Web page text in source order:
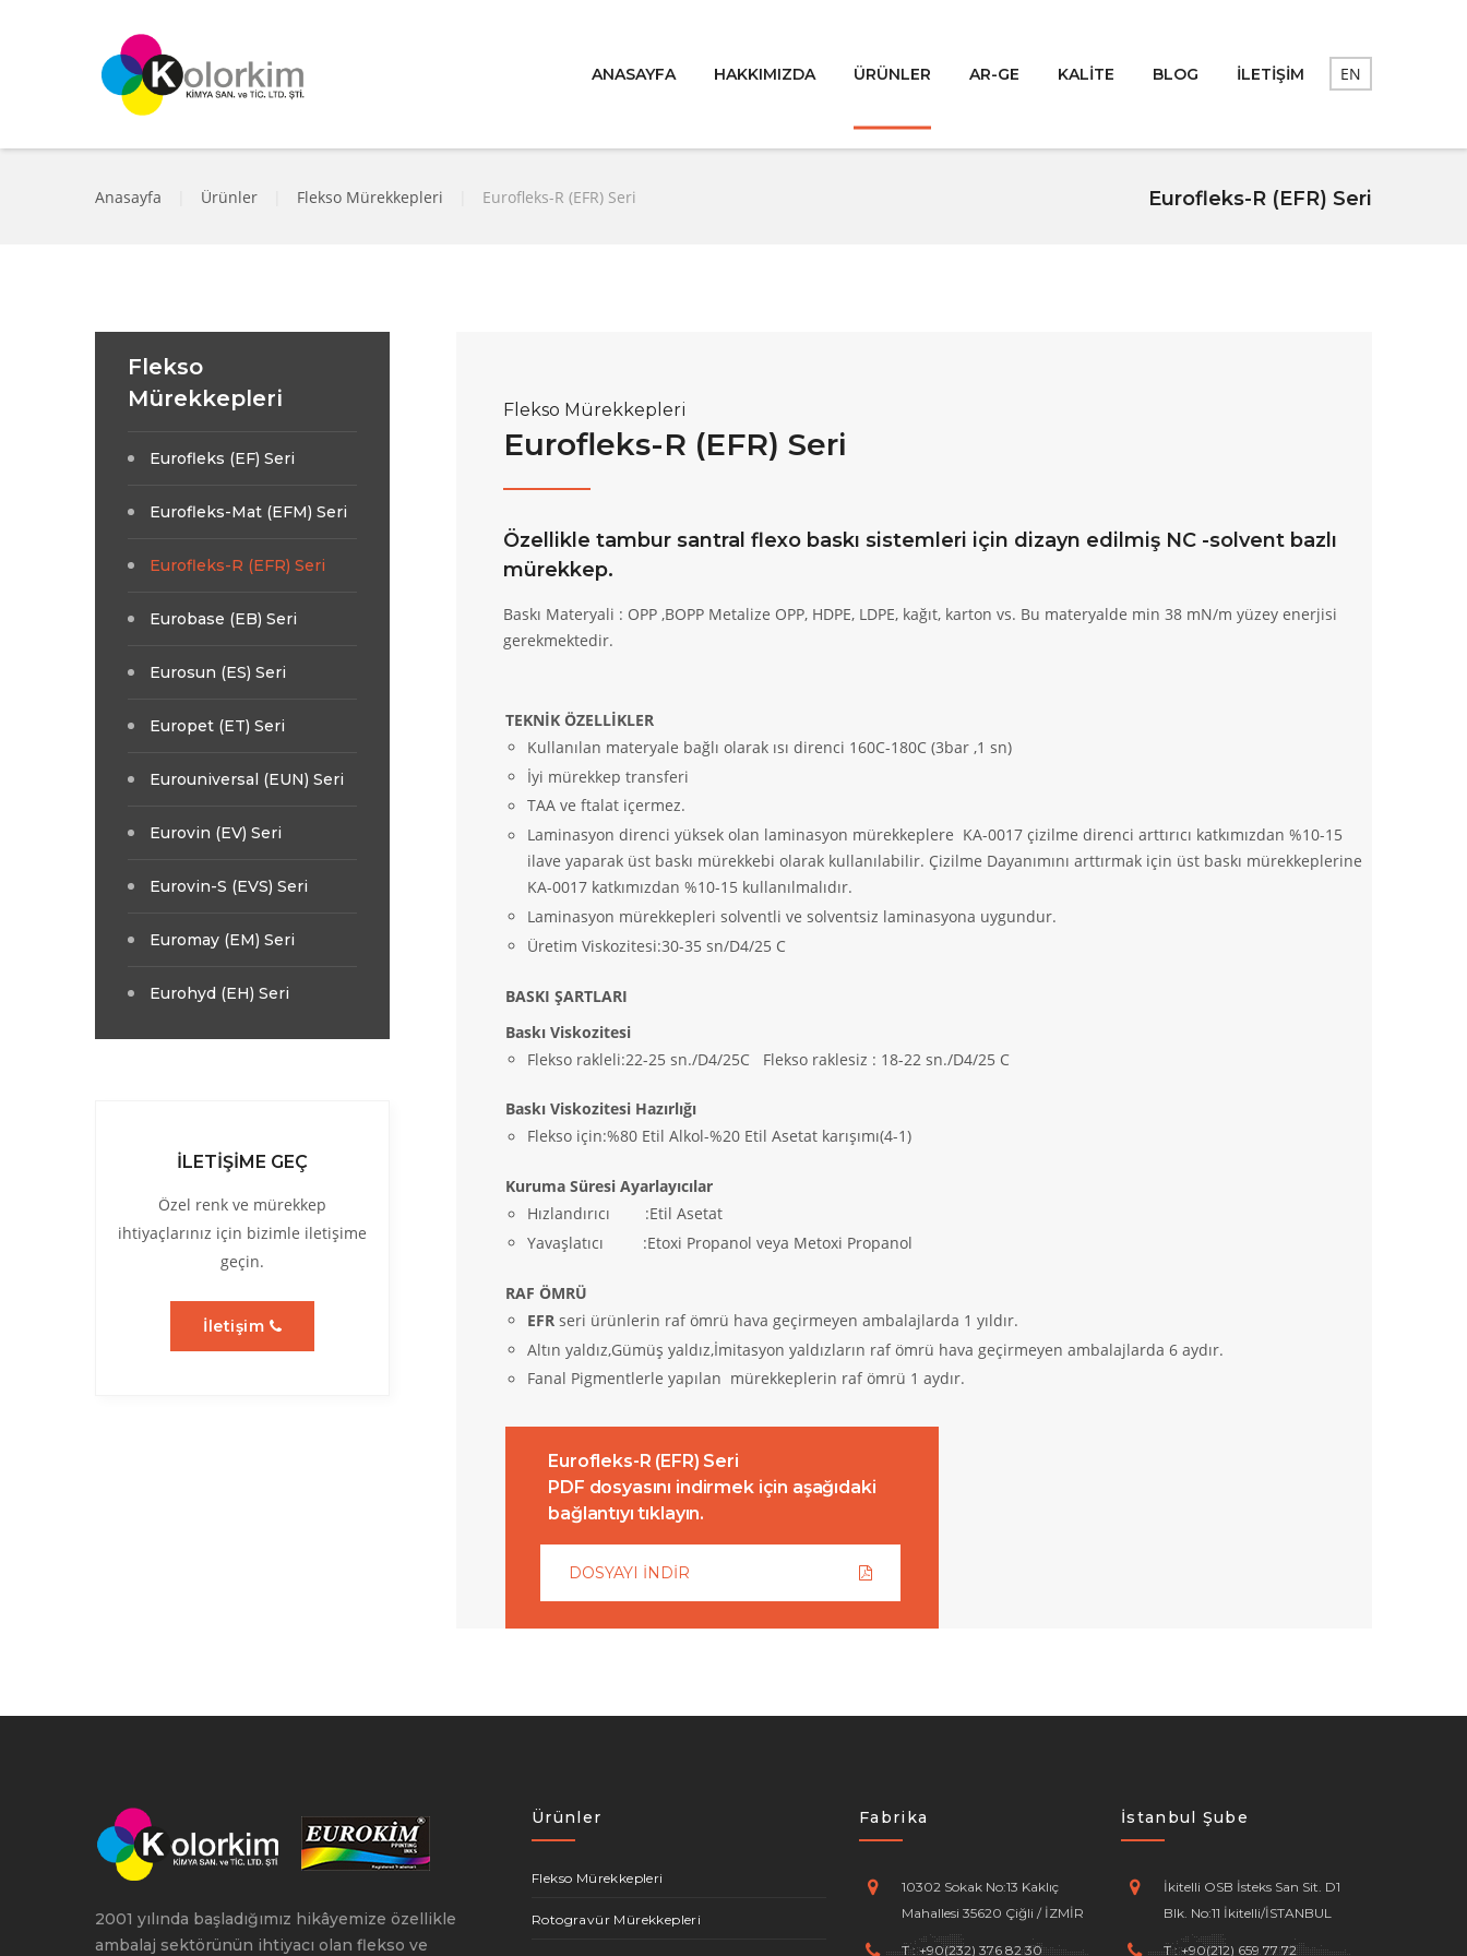
ANASAYFA HAKKIMIZDA ÜRÜNLER AR-GE KALİTE BLOG İLETİŞİM EN
Anasayfa Ürünler Flekso Mürekkepleri Eurofleks-R (EFR) Seri Eurofleks-R (EFR) Seri
Flekso Mürekkepleri
Eurofleks-R (EFR) Seri
Özellikle tambur santral flexo baskı sistemleri için dizayn edilmiş NC -solvent bazlı
mürekkep.
Baskı Materyali : OPP ,BOPP Metalize OPP, HDPE, LDPE, kağıt, karton vs. Bu materyalde min 38 mN/m yüzey enerjisi
gerekmektedir.
TEKNİK ÖZELLİKLER
Kullanılan materyale bağlı olarak ısı direnci 160C-180C (3bar ,1 sn)
İyi mürekkep transferi
TAA ve ftalat içermez.
Laminasyon direnci yüksek olan laminasyon mürekkeplere KA-0017 çizilme direnci arttırıcı katkımızdan %10-15
ilave yaparak üst baskı mürekkebi olarak kullanılabilir. Çizilme Dayanımını arttırmak için üst baskı mürekkeplerine
KA-0017 katkımızdan %10-15 kullanılmalıdır.
Laminasyon mürekkepleri solventli ve solventsiz laminasyona uygundur.
Üretim Viskozitesi:30-35 sn/D4/25 C
BASKI ŞARTLARI
Baskı Viskozitesi
Flekso rakleli:22-25 sn./D4/25C
Flekso raklesiz : 18-22 sn./D4/25 C
Baskı Viskozitesi Hazırlığı
Flekso için:%80 Etil Alkol-%20 Etil Asetat karışımı(4-1)
Kuruma Süresi Ayarlayıcılar
Hızlandırıcı
:Etil Asetat
Yavaşlatıcı
:Etoxi Propanol veya Metoxi Propanol
RAF ÖMRÜ
EFR seri ürünlerin raf ömrü hava geçirmeyen ambalajlarda 1 yıldır.
Altın yaldız,Gümüş yaldız,İmitasyon yaldızların raf ömrü hava geçirmeyen ambalajlarda 6 aydır.
Fanal Pigmentlerle yapılan mürekkeplerin raf ömrü 1 aydır.
Eurofleks-R (EFR) Seri
PDF dosyasını indirmek için aşağıdaki
bağlantıyı tıklayın.
DOSYAYI İNDİR
Flekso
Mürekkepleri
Eurofleks (EF) Seri
Eurofleks-Mat (EFM) Seri
Eurofleks-R (EFR) Seri
Eurobase (EB) Seri
Eurosun (ES) Seri
Europet (ET) Seri
Eurouniversal (EUN) Seri
Eurovin (EV) Seri
Eurovin-S (EVS) Seri
Euromay (EM) Seri
Eurohyd (EH) Seri
İLETİŞİME GEÇ
Özel renk ve mürekkep
ihtiyaçlarınız için bizimle iletişime
geçin.
İletişim
2001 yılında başladığımız hikâyemize özellikle
ambalaj sektörünün ihtiyacı olan flekso ve
Ürünler
Flekso Mürekkepleri
Rotogravür Mürekkepleri
Fabrika
10302 Sokak No:13 Kaklıç
Mahallesi 35620 Çiğli / İZMİR
T :+90(232) 376 82 30
İstanbul Şube
İkitelli OSB İsteks San Sit. D1
Blk. No:11 İkitelli/İSTANBUL
T :+90(212) 659 77 72